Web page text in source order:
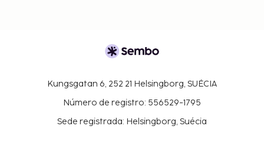
Kungsgatan 6, 252 21 Helsingborg, SUÉCIA
Número de registro: 556529-1795
Sede registrada: Helsingborg, Suécia